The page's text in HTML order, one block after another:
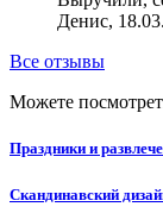
Денис,
Все отзывы
Можете
Праздники и
Скандинавский